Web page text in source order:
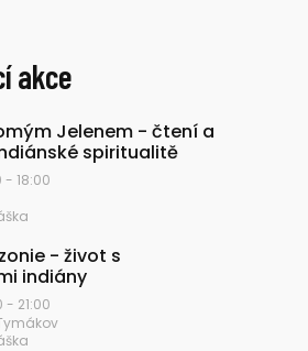
akce
Jelenem - čtení a
spiritualitě
- 18:00
- život s
indiány
- 21:00